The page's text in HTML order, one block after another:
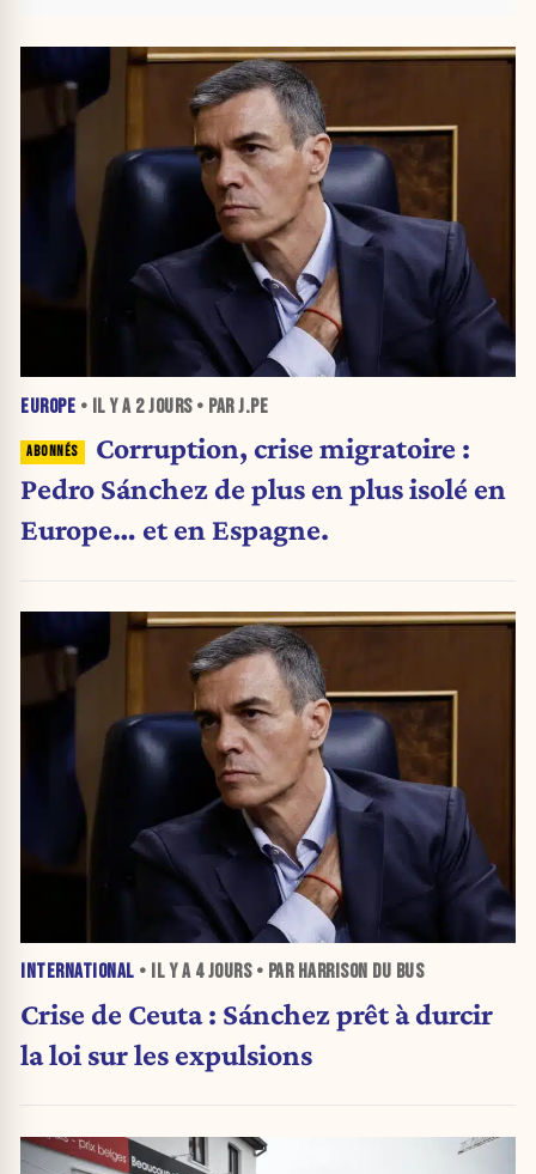
EUROPE • IL Y A 2 JOURS• PAR J.PE
Corruption, crise migratoire :
Pedro Sánchez de plus en plus isolé en
Europe… et en Espagne.
INTERNATIONAL • IL Y A 4 JOURS• PAR HARRISON DU BUS
Crise de Ceuta : Sánchez prêt à durcir
la loi sur les expulsions